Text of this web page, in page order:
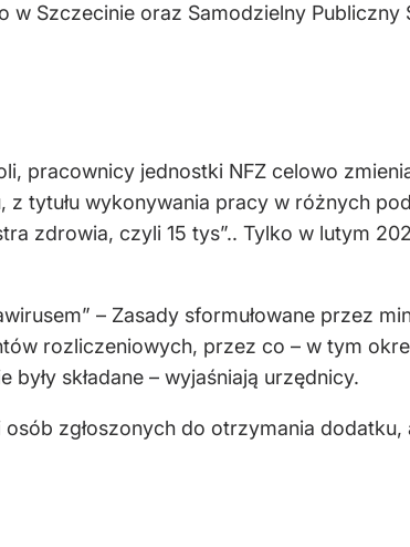
w Szczecinie oraz Samodzielny Publiczny
pracownicy jednostki NFZ celowo
z tytułu wykonywania pracy w różnych
zdrowia, czyli 15 tys”.. Tylko w lutym
– Zasady sformułowane przez
rozliczeniowych, przez co – w tym
składane – wyjaśniają urzędnicy.
zgłoszonych do otrzymania dodatku,